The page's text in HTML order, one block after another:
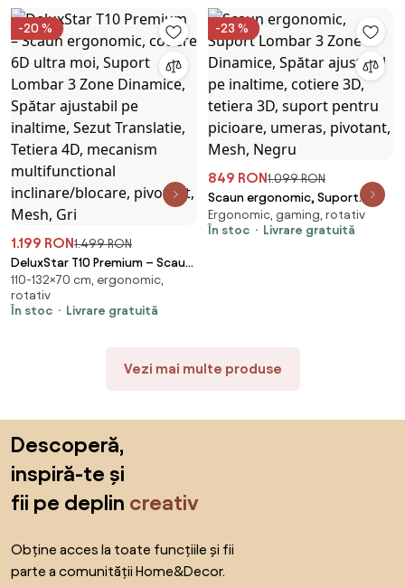
-20 %
1.199 RON1.499 RON
DeluxStar T10 Premium – Scaun
ergonomic, cotiere 6D ultra
moi, Suport Lombar 3 Zone
Dinamice, Spătar ajustabil pe
110-132×70 cm, ergonomic,
rotativ
În stoc
Livrare gratuită
-23 %
849 RON1.099 RON
Scaun ergonomic, Suport
Lombar 3 Zone Dinamice,
Spătar ajustabil pe inaltime,
Ergonomic, gaming, rotativ
În stoc
Livrare gratuită
Vezi mai multe produse
Descoperă,
inspiră-te și
fii pe deplin creativ
Obține acces la toate funcțiile și fii
parte a comunității Home&Decor.